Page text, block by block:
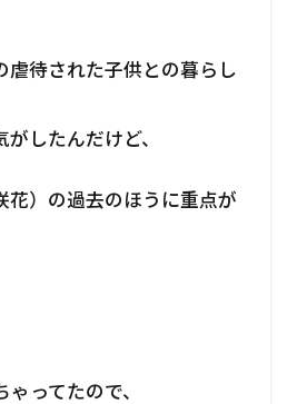
虐待された子供との暮らし
したんだけど、
花）の過去のほうに重点が
ってたので、